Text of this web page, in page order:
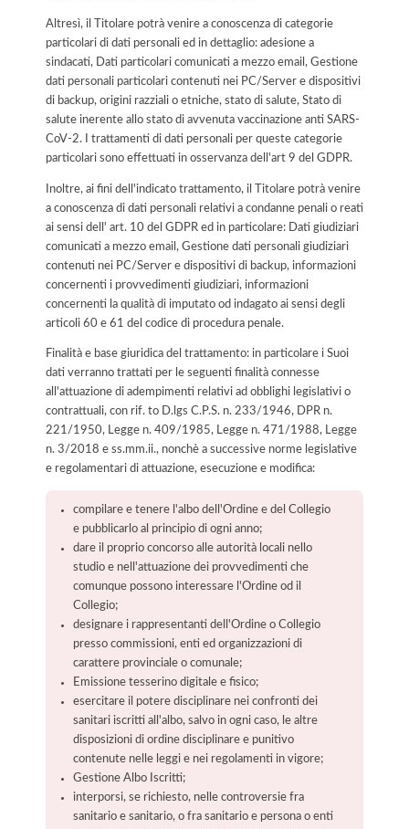
Altresì, il Titolare potrà venire a conoscenza di categorie
particolari di dati personali ed in dettaglio: adesione a
sindacati, Dati particolari comunicati a mezzo email, Gestione
dati personali particolari contenuti nei PC/Server e dispositivi
di backup, origini razziali o etniche, stato di salute, Stato di
salute inerente allo stato di avvenuta vaccinazione anti SARS-
CoV-2. I trattamenti di dati personali per queste categorie
particolari sono effettuati in osservanza dell'art 9 del GDPR.
Inoltre, ai fini dell'indicato trattamento, il Titolare potrà venire
a conoscenza di dati personali relativi a condanne penali o reati
ai sensi dell' art. 10 del GDPR ed in particolare: Dati giudiziari
comunicati a mezzo email, Gestione dati personali giudiziari
contenuti nei PC/Server e dispositivi di backup, informazioni
concernenti i provvedimenti giudiziari, informazioni
concernenti la qualità di imputato od indagato ai sensi degli
articoli 60 e 61 del codice di procedura penale.
Finalità e base giuridica del trattamento: in particolare i Suoi
dati verranno trattati per le seguenti finalità connesse
all'attuazione di adempimenti relativi ad obblighi legislativi o
contrattuali, con rif. to D.lgs C.P.S. n. 233/1946, DPR n.
221/1950, Legge n. 409/1985, Legge n. 471/1988, Legge
n. 3/2018 e ss.mm.ii., nonchè a successive norme legislative
e regolamentari di attuazione, esecuzione e modifica:
compilare e tenere l'albo dell'Ordine e del Collegio
e pubblicarlo al principio di ogni anno;
dare il proprio concorso alle autorità locali nello
studio e nell'attuazione dei provvedimenti che
comunque possono interessare l'Ordine od il
Collegio;
designare i rappresentanti dell'Ordine o Collegio
presso commissioni, enti ed organizzazioni di
carattere provinciale o comunale;
Emissione tesserino digitale e fisico;
esercitare il potere disciplinare nei confronti dei
sanitari iscritti all'albo, salvo in ogni caso, le altre
disposizioni di ordine disciplinare e punitivo
contenute nelle leggi e nei regolamenti in vigore;
Gestione Albo Iscritti;
interporsi, se richiesto, nelle controversie fra
sanitario e sanitario, o fra sanitario e persona o enti